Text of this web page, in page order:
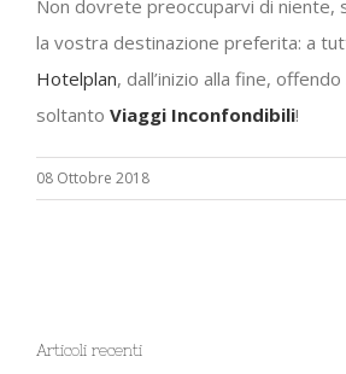
Non dovrete preoccuparvi di niente,
la vostra destinazione preferita: a
Hotelplan, dall’inizio alla fine,
soltanto Viaggi Inconfondibili!
08 Ottobre 2018
Articoli recenti